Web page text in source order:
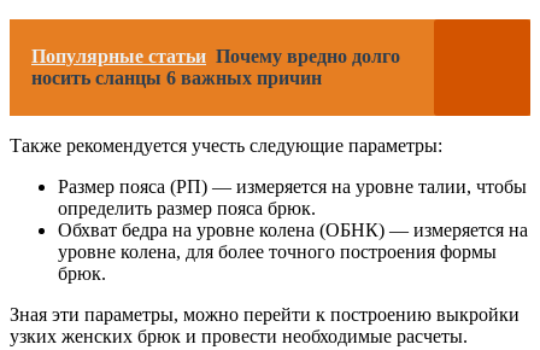
Популярные статьи Почему вредно долго
носить сланцы 6 важных причин
Также рекомендуется учесть следующие параметры:
Размер пояса (РП) — измеряется на уровне талии, чтобы
определить размер пояса брюк.
Обхват бедра на уровне колена (ОБНК) — измеряется на
уровне колена, для более точного построения формы
брюк.
Зная эти параметры, можно перейти к построению выкройки
узких женских брюк и провести необходимые расчеты.